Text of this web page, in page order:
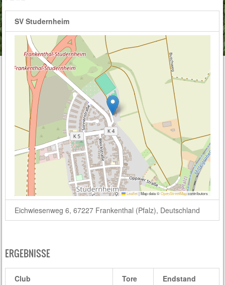
SV Studernheim
Leaflet|Map data ©OpenStreetMapcontributors
Eichwiesenweg 6, 67227 Frankenthal (Pfalz), Deutschland
ERGEBNISSE
Club Tore Endstand